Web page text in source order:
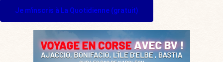
Je m'inscris à La Quotidienne (gratuit)